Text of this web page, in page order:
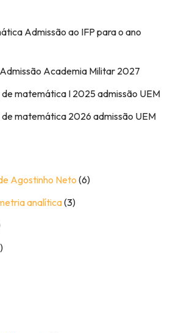
Admissão ao IFP para o ano
Academia Militar 2027
matemática I 2025 admissão UEM
matemática 2026 admissão UEM
Agostinho Neto (6)
analítica(3)